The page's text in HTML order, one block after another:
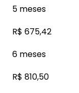
5 meses
R$ 675,42
6 meses
R$ 810,50